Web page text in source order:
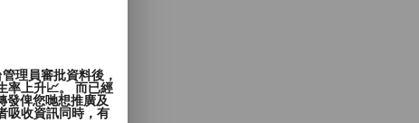
理員審批資料後，
率上升📈。 而已經
發俾您哋想推廣及
吸收資訊同時，有